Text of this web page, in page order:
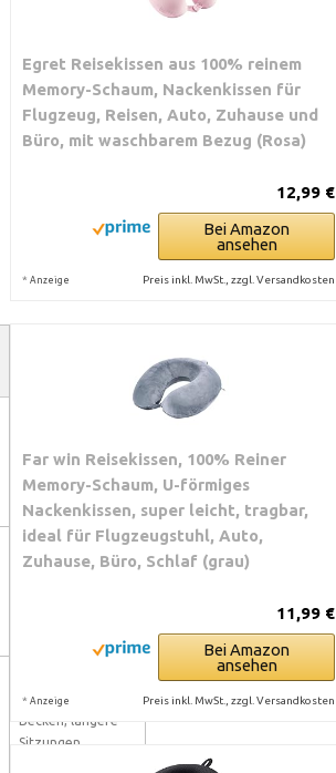
Sitzungen,
Nackenstütze im
Sitzen
Savasana,
restorative
aufgerichtetem
Becken, längere
Sitzungen
Egret Reisekissen aus 100% reinem
Memory-Schaum, Nackenkissen für
Flugzeug, Reisen, Auto, Zuhause und
Büro, mit waschbarem Bezug (Rosa)
12,99 €
Bei Amazon
ansehen
* Anzeige Preis inkl. MwSt., zzgl. Versandkosten
Far win Reisekissen, 100% Reiner
Memory-Schaum, U-förmiges
Nackenkissen, super leicht, tragbar,
ideal für Flugzeugstuhl, Auto,
Zuhause, Büro, Schlaf (grau)
11,99 €
Bei Amazon
ansehen
* Anzeige Preis inkl. MwSt., zzgl. Versandkosten